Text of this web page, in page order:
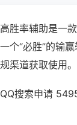
胜率辅助是一
个“必胜”的输
渠道获取使用。
搜索申请